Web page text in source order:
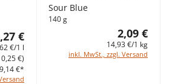
€
€/1 l
€)
€*
Sour Blue
140 g
2,09 €
14,93 €/1 kg
inkl. MwSt., zzgl. Versand